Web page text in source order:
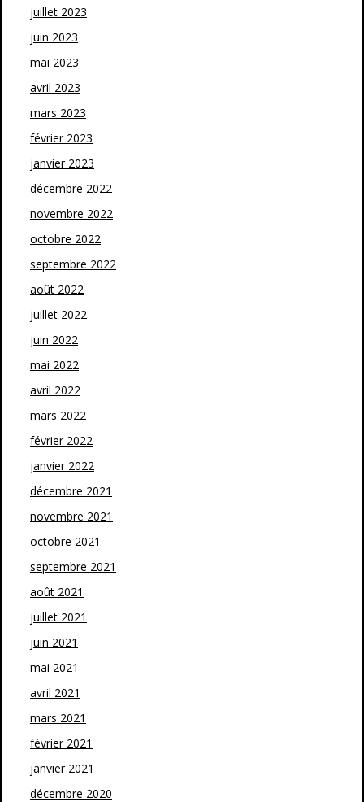
juillet 2023
juin 2023
mai 2023
avril 2023
mars 2023
février 2023
janvier 2023
décembre 2022
novembre 2022
octobre 2022
septembre 2022
août 2022
juillet 2022
juin 2022
mai 2022
avril 2022
mars 2022
février 2022
janvier 2022
décembre 2021
novembre 2021
octobre 2021
septembre 2021
août 2021
juillet 2021
juin 2021
mai 2021
avril 2021
mars 2021
février 2021
janvier 2021
décembre 2020